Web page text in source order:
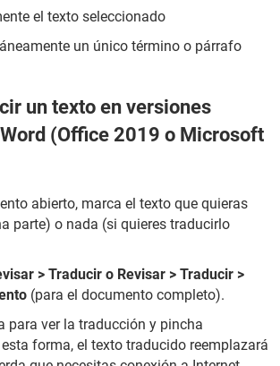
el texto seleccionado
un único término o párrafo
un texto en versiones
(Office 2019 o Microsoft
abierto, marca el texto que quieras
parte) o nada (si quieres traducirlo
> Traducir o Revisar > Traducir >
(para el documento completo).
para ver la traducción y pincha
esta forma, el texto traducido reemplazará